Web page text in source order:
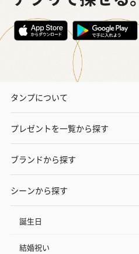
タンプについて
プレゼントを一覧から探す
ブランドから探す
シーンから探す
誕生日
結婚祝い